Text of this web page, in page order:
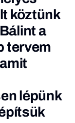
köztünk
a
tervem
lépünk